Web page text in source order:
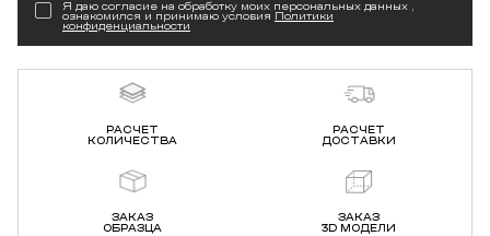
Я даю согласие на обработку моих персональных данных ,
ознакомился и принимаю условия Политики
конфиденциальности
РАСЧЕТ
КОЛИЧЕСТВА
РАСЧЕТ
ДОСТАВКИ
ЗАКАЗ
ОБРАЗЦА
ЗАКАЗ
3D МОДЕЛИ